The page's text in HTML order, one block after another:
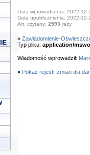
Data wprowadzenia: 2022-12-
Data upublicznienia: 2022-12-
Art. czytany: 2593 razy
» Zawiadomienie-
Typ pliku: application/
Wiadomość wprowadził:
» Pokaż rejestr zmian dla